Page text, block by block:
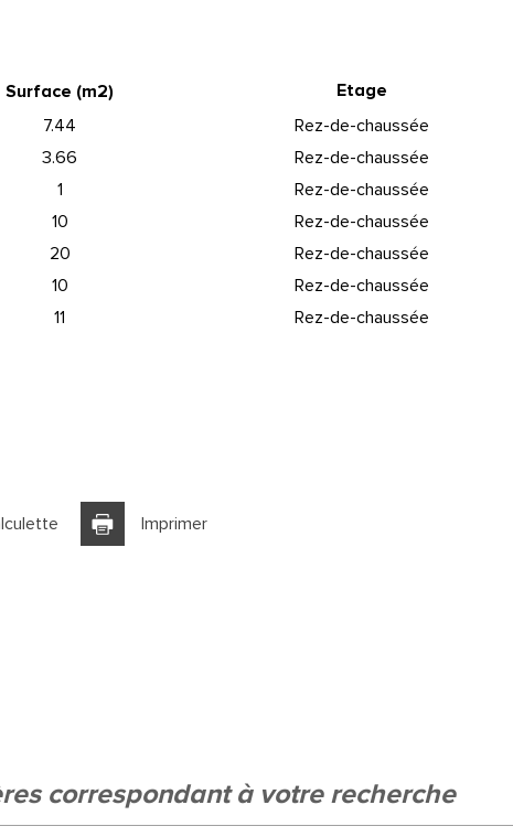
Bureau de poste
Surface (m2)
Etage
7.44
Rez-de-chaussée
3.66
Rez-de-chaussée
1
Rez-de-chaussée
10
Rez-de-chaussée
20
Rez-de-chaussée
10
Rez-de-chaussée
11 Rez-de-chaussée
Imprimer
correspondant à votre recherche